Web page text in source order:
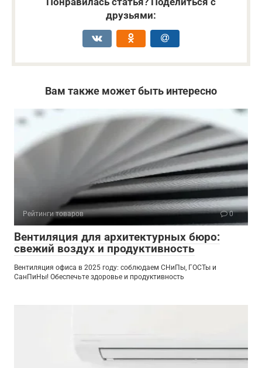
друзьями:
Вам также может быть интересно
Рейтинги товаров 0
Вентиляция для архитектурных бюро:
свежий воздух и продуктивность
Вентиляция офиса в 2025 году: соблюдаем СНиПы, ГОСТы и
СанПиНы! Обеспечьте здоровье и продуктивность